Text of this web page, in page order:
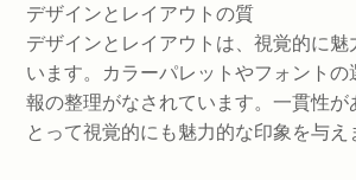
デザインとレイアウトの質
デザインとレイアウトは、視覚的に魅
います。カラーパレットやフォントの
報の整理がなされています。一貫性が
とって視覚的にも魅力的な印象を与え